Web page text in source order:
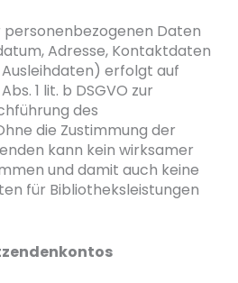
Daten
Adresse, Kontaktdaten
erfolgt auf
1 lit. b DSGVO zur
des
die Zustimmung der
kann kein wirksamer
und damit auch keine
für Bibliotheksleistungen